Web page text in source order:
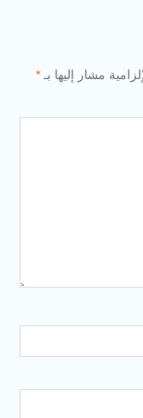
مشار إليها بـ *